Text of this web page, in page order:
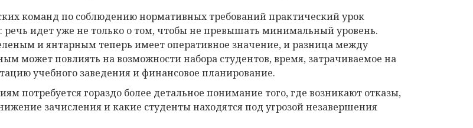
команд по соблюдению нормативных требований практический урок
речь идет уже не только о том, чтобы не превышать минимальный уровень.
и янтарным теперь имеет оперативное значение, и разница между
может повлиять на возможности набора студентов, время, затрачиваемое на
учебного заведения и финансовое планирование.
потребуется гораздо более детальное понимание того, где возникают отказы,
зачисления и какие студенты находятся под угрозой незавершения